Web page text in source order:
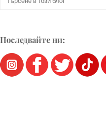
Последвайте ни: